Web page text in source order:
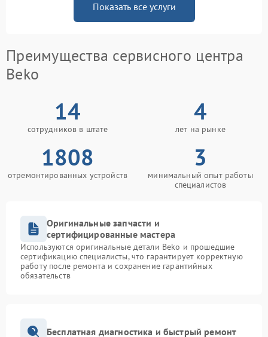
Показать все услуги
Преимущества сервисного центра
Beko
14
сотрудников в штате
4
лет на рынке
1808
отремонтированных устройств
3
минимальный опыт работы
специалистов
Оригинальные запчасти и
сертифицированные мастера
Используются оригинальные детали Beko и прошедшие
сертификацию специалисты, что гарантирует корректную
работу после ремонта и сохранение гарантийных
обязательств
Бесплатная диагностика и быстрый ремонт